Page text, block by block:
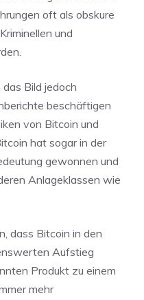
oft als obskure
und
Bild jedoch
beschäftigen
von Bitcoin und
hat sogar in der
gewonnen und
Anlageklassen wie
dass Bitcoin in den
Aufstieg
Produkt zu einem
mehr